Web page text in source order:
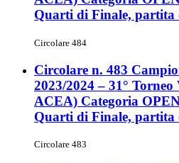
Quarti di Finale,
Circolare 484
Circolare n. 483
2023/2024 – 31°
ACEA) Categoria
Quarti di Finale, partita
Circolare 483